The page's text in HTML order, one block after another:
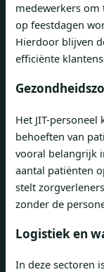
medewerkers
op feestdagen
Hierdoor blijven
efficiënte
Het JIT-
behoeften van
vooral belangrijk
aantal patiënten
stelt
zonder de
Logistiek en
In deze sectoren